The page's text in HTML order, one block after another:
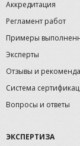
Аккредитация
Регламент работ
Примеры
Эксперты
Отзывы и
Система
Вопросы и ответы
ЭКСПЕРТИЗА